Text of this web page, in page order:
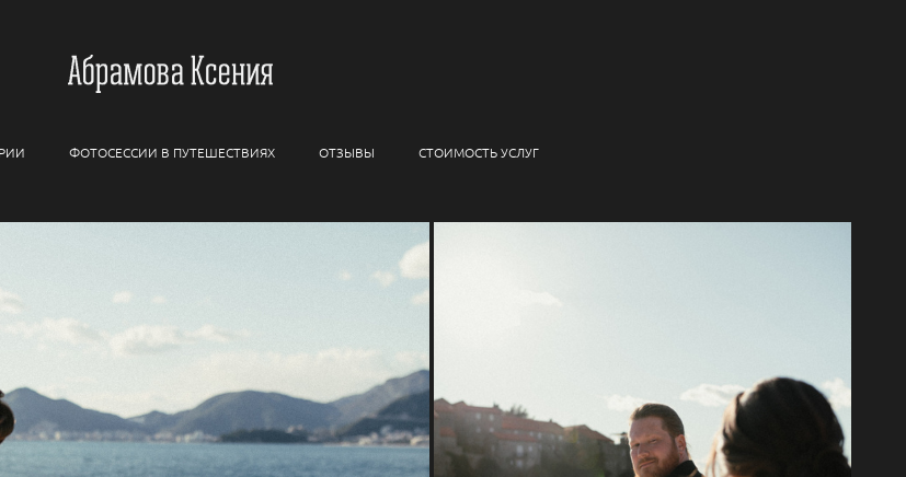
ФОТОСЕССИИ В ПУТЕШЕСТВИЯХ ОТЗЫВЫ СТОИМОСТЬ УСЛУГ